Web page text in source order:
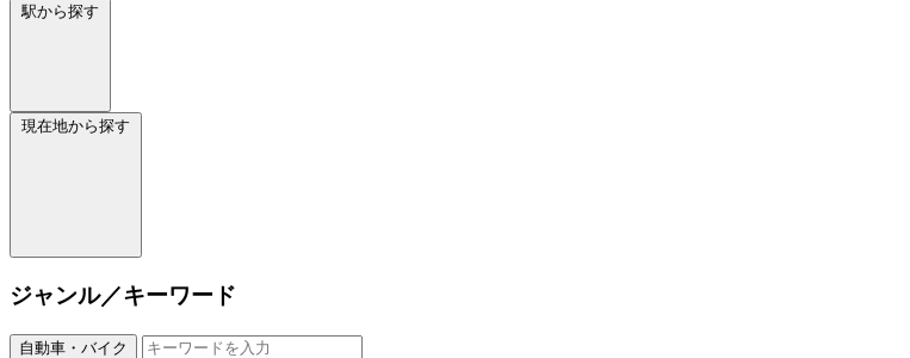
駅から探す
現在地から探す
ジャンル／キーワード
自動車・バイク